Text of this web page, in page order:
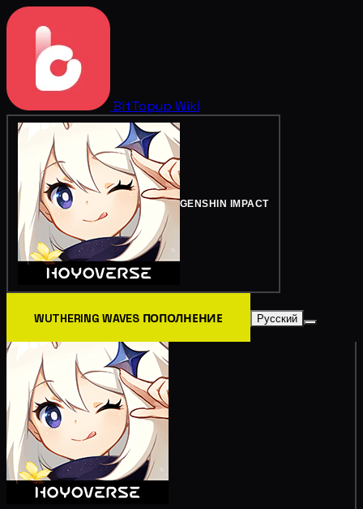
BitTopup Wiki
GENSHIN IMPACT
WUTHERING WAVES ПОПОЛНЕНИЕ Русский